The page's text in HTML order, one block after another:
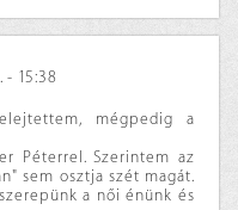
- 15:38
mégpedig a
Péterrel. Szerintem az
sem osztja szét magát.
a női énünk és